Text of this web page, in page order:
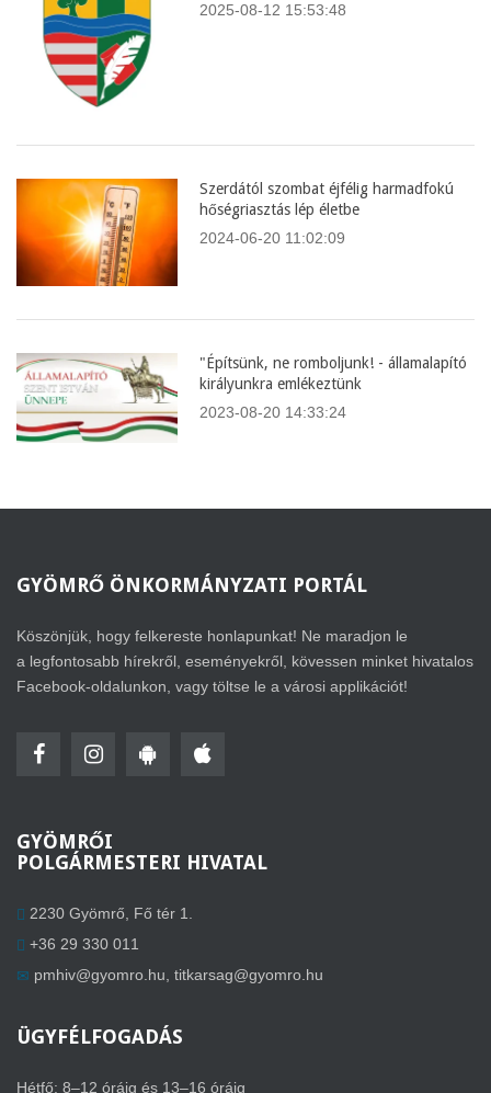
2025-08-12 15:53:48
Szerdától szombat éjfélig harmadfokú
hőségriasztás lép életbe
2024-06-20 11:02:09
"Építsünk, ne romboljunk! - államalapító
királyunkra emlékeztünk
2023-08-20 14:33:24
GYÖMRŐ ÖNKORMÁNYZATI PORTÁL
Köszönjük, hogy felkereste honlapunkat! Ne maradjon le
a legfontosabb hírekről, eseményekről, kövessen minket hivatalos
Facebook-oldalunkon, vagy töltse le a városi applikációt!
GYÖMRŐI
POLGÁRMESTERI HIVATAL
2230 Gyömrő, Fő tér 1.
+36 29 330 011
pmhiv@gyomro.hu titkarsag@gyomro.hu
ÜGYFÉLFOGADÁS
Hétfő: 8–12 óráig és 13–16 óráig